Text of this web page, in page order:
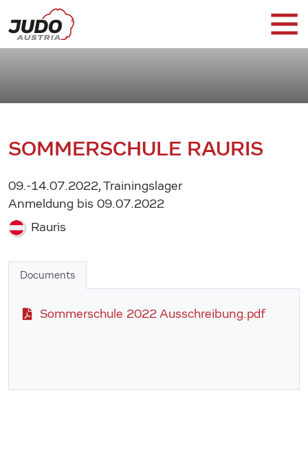
SOMMERSCHULE RAURIS
09.-14.07.2022, Trainingslager
Anmeldung bis 09.07.2022
Rauris
Documents
Sommerschule 2022 Ausschreibung.pdf